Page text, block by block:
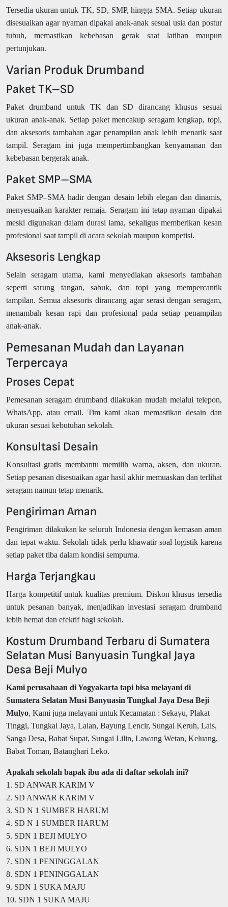
Tersedia ukuran untuk TK, SD, SMP, hingga SMA. Setiap ukuran
disesuaikan agar nyaman dipakai anak-anak sesuai usia dan postur
tubuh, memastikan kebebasan gerak saat latihan maupun
pertunjukan.
Varian Produk Drumband
Paket TK–SD
Paket drumband untuk TK dan SD dirancang khusus sesuai
ukuran anak-anak. Setiap paket mencakup seragam lengkap, topi,
dan aksesoris tambahan agar penampilan anak lebih menarik saat
tampil. Seragam ini juga mempertimbangkan kenyamanan dan
kebebasan bergerak anak.
Paket SMP–SMA
Paket SMP–SMA hadir dengan desain lebih elegan dan dinamis,
menyesuaikan karakter remaja. Seragam ini tetap nyaman dipakai
meski digunakan dalam durasi lama, sekaligus memberikan kesan
profesional saat tampil di acara sekolah maupun kompetisi.
Aksesoris Lengkap
Selain seragam utama, kami menyediakan aksesoris tambahan
seperti sarung tangan, sabuk, dan topi yang mempercantik
tampilan. Semua aksesoris dirancang agar serasi dengan seragam,
menambah kesan rapi dan profesional pada setiap penampilan
anak-anak.
Pemesanan Mudah dan Layanan
Terpercaya
Proses Cepat
Pemesanan seragam drumband dilakukan mudah melalui telepon,
WhatsApp, atau email. Tim kami akan memastikan desain dan
ukuran sesuai kebutuhan sekolah.
Konsultasi Desain
Konsultasi gratis membantu memilih warna, aksen, dan ukuran.
Setiap pesanan disesuaikan agar hasil akhir memuaskan dan terlihat
seragam namun tetap menarik.
Pengiriman Aman
Pengiriman dilakukan ke seluruh Indonesia dengan kemasan aman
dan tepat waktu. Sekolah tidak perlu khawatir soal logistik karena
setiap paket tiba dalam kondisi sempurna.
Harga Terjangkau
Harga kompetitif untuk kualitas premium. Diskon khusus tersedia
untuk pesanan banyak, menjadikan investasi seragam drumband
lebih hemat dan efektif bagi sekolah.
Kostum Drumband Terbaru di Sumatera
Selatan Musi Banyuasin Tungkal Jaya
Desa Beji Mulyo
Kami perusahaan di Yogyakarta tapi bisa melayani di
Sumatera Selatan Musi Banyuasin Tungkal Jaya Desa Beji
Mulyo, Kami juga melayani untuk Kecamatan : Sekayu, Plakat
Tinggi, Tungkal Jaya, Lalan, Bayung Lencir, Sungai Keruh, Lais,
Sanga Desa, Babat Supat, Sungai Lilin, Lawang Wetan, Keluang,
Babat Toman, Batanghari Leko.
Apakah sekolah bapak ibu ada di daftar sekolah ini?
1. SD ANWAR KARIM V
2. SD ANWAR KARIM V
3. SD N 1 SUMBER HARUM
4. SD N 1 SUMBER HARUM
5. SDN 1 BEJI MULYO
6. SDN 1 BEJI MULYO
7. SDN 1 PENINGGALAN
8. SDN 1 PENINGGALAN
9. SDN 1 SUKA MAJU
10. SDN 1 SUKA MAJU